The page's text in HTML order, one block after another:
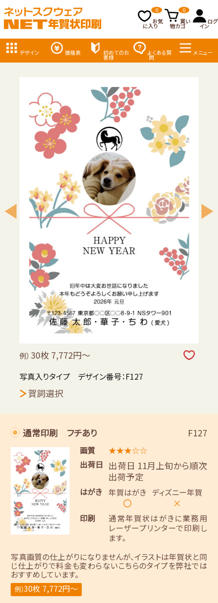
お気
に入り
0
買い
物カゴ
0
ログ
イン
デザイン 価格表 初めてのお
客様
よくある質
問
メニュー
例） 30枚 7,772円～
写真入りタイプ デザイン番号：F127
賀詞選択
通常印刷 フチあり F127
画質
★★★☆☆
出荷日
出荷日 11月上旬から順次
出荷予定
はがき 年賀はがき
〇
ディズニー年賀
×
印刷
通常年賀状はがきに業務用
レーザープリンターで印刷し
ます。
写真画質の仕上がりになりませんが、イラストは年賀状と同
じ仕上がりで料金も変わらないこちらのタイプを弊社では
おすすめしています。
例）30枚 7,772円～